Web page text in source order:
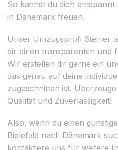
So kannst du dich entspannt
in Dänemark freuen.
Unser Umzugsprofi Steiner
dir einen transparenten und
Wir erstellen dir gerne ein
das genau auf deine
zugeschnitten ist.
Qualität und Zuverlässigkeit!
Also, wenn du einen
Bielefeld nach Dänemark
kontaktiere uns für weitere